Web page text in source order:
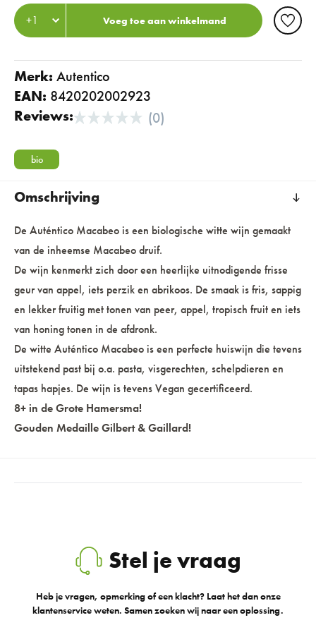
Voeg toe aan winkelmand
Merk:
autentico
EAN: 8420202002923
Reviews:
(0)
bio
Omschrijving
De Auténtico Macabeo is een biologische witte wijn gemaakt
van de inheemse Macabeo druif.
De wijn kenmerkt zich door een heerlijke uitnodigende frisse
geur van appel, iets perzik en abrikoos. De smaak is fris, sappig
en lekker fruitig met tonen van peer, appel, tropisch fruit en iets
van honing tonen in de afdronk.
De witte Auténtico Macabeo is een perfecte huiswijn die tevens
uitstekend past bij o.a. pasta, visgerechten, schelpdieren en
tapas hapjes. De wijn is tevens Vegan gecertificeerd.
8+ in de Grote Hamersma!
Gouden Medaille Gilbert & Gaillard!
Stel je vraag
Heb je vragen, opmerking of een klacht? Laat het dan onze
klantenservice weten. Samen zoeken wij naar een oplossing.